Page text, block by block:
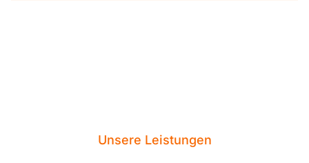
Unsere Leistungen